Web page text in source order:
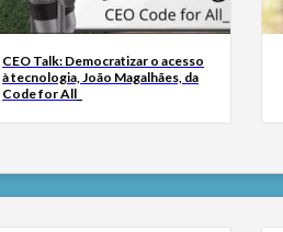
CEO Talk: Democratizar o acesso
à tecnologia, João Magalhães, da
Code for All_